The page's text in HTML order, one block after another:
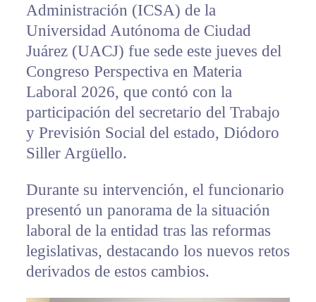
Administración (ICSA) de la
Universidad Autónoma de Ciudad
Juárez (UACJ) fue sede este jueves del
Congreso Perspectiva en Materia
Laboral 2026, que contó con la
participación del secretario del Trabajo
y Previsión Social del estado, Diódoro
Siller Argüello.
Durante su intervención, el funcionario
presentó un panorama de la situación
laboral de la entidad tras las reformas
legislativas, destacando los nuevos retos
derivados de estos cambios.